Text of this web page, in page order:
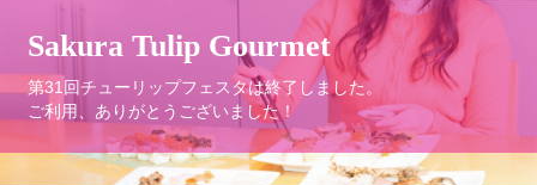
Sakura Tulip Gourmet
第31回チューリップフェスタは終了しました。
ご利用、ありがとうございました！